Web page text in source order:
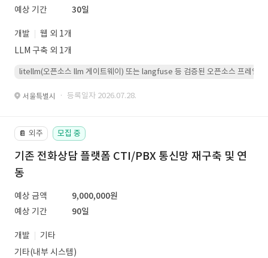
예상 기간
30일
개발
웹 외 1개
LLM 구축 외 1개
litellm(오픈소스 llm 게이트웨이) 또는 langfuse 등 검증된 오픈소스 프레임워
서울특별시 · 등록일자 2026.07.28.
📔 외주 모집 중
기존 전화상담 플랫폼 CTI/PBX 통신망 재구축 및 연
동
예상 금액
9,000,000원
예상 기간
90일
개발
기타
기타(내부 시스템)